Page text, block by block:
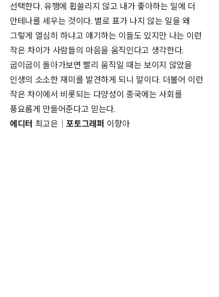
선택한다. 유행에 휩쓸리지 않고 내가 좋아하는 일에 더
안테나를 세우는 것이다. 별로 표가 나지 않는 일을 왜
그렇게 열심히 하냐고 얘기하는 이들도 있지만 나는 이런
작은 차이가 사람들의 마음을 움직인다고 생각한다.
굽이굽이 돌아가보면 빨리 움직일 때는 보이지 않았을
인생의 소소한 재미를 발견하게 되니 말이다. 더불어 이런
작은 차이에서 비롯되는 다양성이 종국에는 사회를
풍요롭게 만들어준다고 믿는다.
에디터 최고은｜포토그래퍼 이향아